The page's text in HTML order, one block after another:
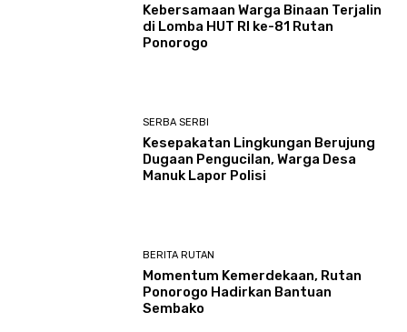
Kebersamaan Warga Binaan Terjalin
di Lomba HUT RI ke-81 Rutan
Ponorogo
SERBA SERBI
Kesepakatan Lingkungan Berujung
Dugaan Pengucilan, Warga Desa
Manuk Lapor Polisi
BERITA RUTAN
Momentum Kemerdekaan, Rutan
Ponorogo Hadirkan Bantuan
Sembako